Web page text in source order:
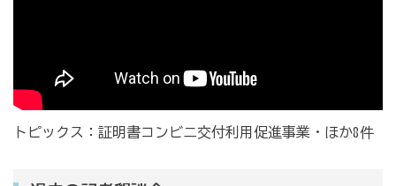
トピックス：証明書コンビニ交付利用促進事業・ほか8件